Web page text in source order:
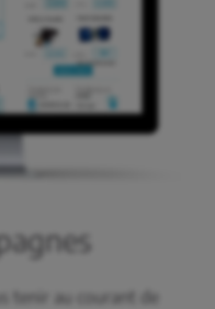
tenir au courant de